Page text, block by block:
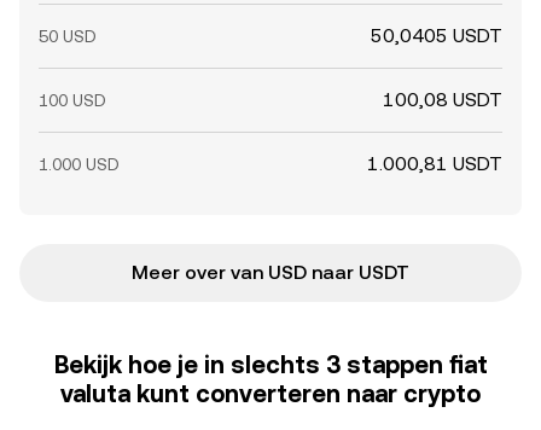
50 USD 50,0405 USDT
100 USD 100,08 USDT
1.000 USD 1.000,81 USDT
Meer over van USD naar USDT
Bekijk hoe je in slechts 3 stappen fiat
valuta kunt converteren naar crypto